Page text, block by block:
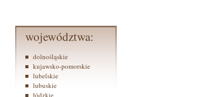
województwa:
dolnośląskie
kujawsko-pomorskie
lubelskie
lubuskie
łódzkie